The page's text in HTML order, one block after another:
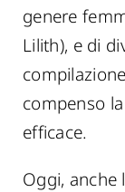
genere
Lilith), e di
compenso
efficace.
Oggi,